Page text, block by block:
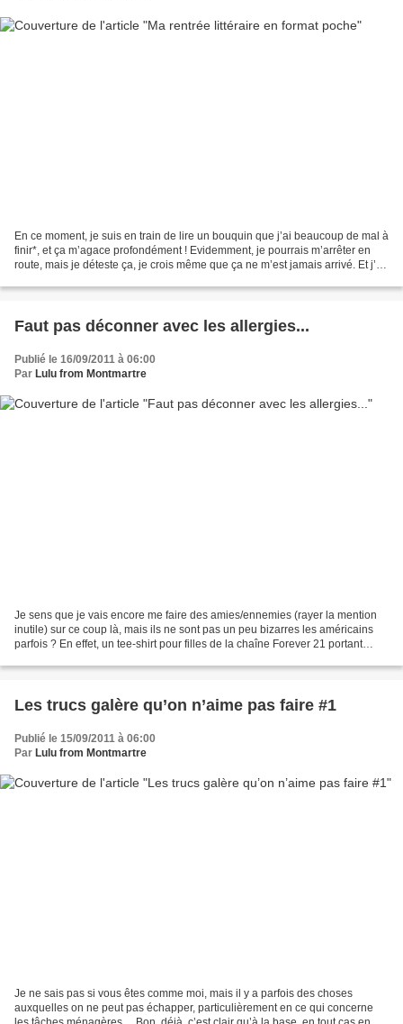
En ce moment, je suis en train de lire un bouquin que j’ai beaucoup de mal à
finir*, et ça m’agace profondément ! Evidemment, je pourrais m’arrêter en
route, mais je déteste ça, je crois même que ça ne m’est jamais arrivé. Et j’ai
Faut pas déconner avec les allergies...
Publié le 16/09/2011 à 06:00
Par Lulu from Montmartre
Je sens que je vais encore me faire des amies/ennemies (rayer la mention
inutile) sur ce coup là, mais ils ne sont pas un peu bizarres les américains
parfois ? En effet, un tee-shirt pour filles de la chaîne Forever 21 portant
Les trucs galère qu’on n’aime pas faire #1
Publié le 15/09/2011 à 06:00
Par Lulu from Montmartre
Je ne sais pas si vous êtes comme moi, mais il y a parfois des choses
auxquelles on ne peut pas échapper, particulièrement en ce qui concerne